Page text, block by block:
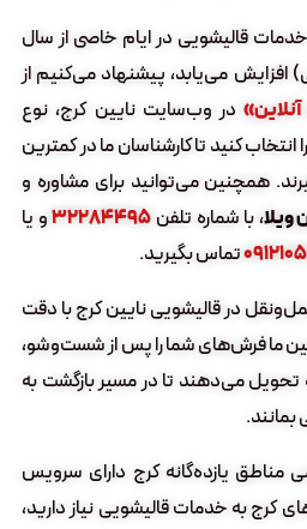
خدمات قالیشویی در ایام خاصی از سال
افزایش می‌یابد، پیشنهاد می‌کنیم از
در وب‌سایت نایین کرج، نوع
کنید تا کارشناسان ما در کمترین
همچنین می‌توانید برای مشاوره و
ویلا، با شماره تلفن ۳۲۲۸۴۴۹۵و یا
تماس بگیرید.
در قالیشویی نایین کرج با دقت
ما فرش‌های شما را پس از شست‌وشو،
می‌دهند تا در مسیر بازگشت به
بمانند.
مناطق یازده‌گانه کرج دارای سرویس
کرج به خدمات قالیشویی نیاز دارید،